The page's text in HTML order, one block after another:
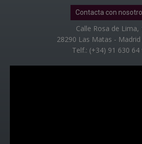
Contacta con
Calle Rosa de Lima,
28290 Las Matas - Madrid
Telf.: (+34) 91 630 64